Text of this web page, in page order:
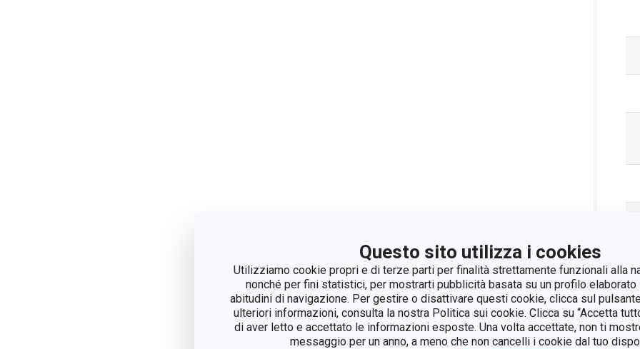
Questo sito utilizza i cookies
Utilizziamo cookie propri e di terze parti per finalità strettamente funzionali alla
nonché per fini statistici, per mostrarti pubblicità basata su un profilo elaborato
abitudini di navigazione. Per gestire o disattivare questi cookie, clicca sul
ulteriori informazioni, consulta la nostra Politica sui cookie. Clicca su “Accetta
di aver letto e accettato le informazioni esposte. Una volta accettate, non ti
messaggio per un anno, a meno che non cancelli i cookie dal tuo